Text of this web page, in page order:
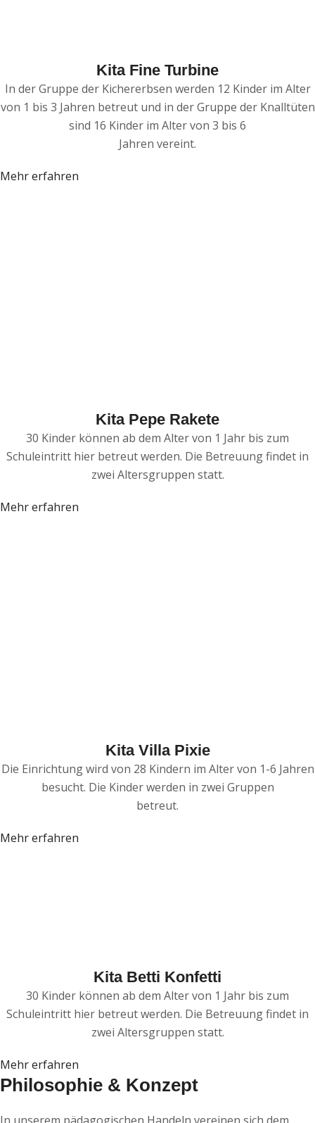
Kita Fine Turbine
In der Gruppe der Kichererbsen werden 12 Kinder im Alter
von 1 bis 3 Jahren betreut und in der Gruppe der Knalltüten
sind 16 Kinder im Alter von 3 bis 6
Jahren vereint.
Mehr erfahren
Kita Pepe Rakete
30 Kinder können ab dem Alter von 1 Jahr bis zum
Schuleintritt hier betreut werden. Die Betreuung findet in
zwei Altersgruppen statt.
Mehr erfahren
Kita Villa Pixie
Die Einrichtung wird von 28 Kindern im Alter von 1-6 Jahren
besucht. Die Kinder werden in zwei Gruppen
betreut.
Mehr erfahren
Kita Betti Konfetti
30 Kinder können ab dem Alter von 1 Jahr bis zum
Schuleintritt hier betreut werden. Die Betreuung findet in
zwei Altersgruppen statt.
Mehr erfahren
Philosophie & Konzept